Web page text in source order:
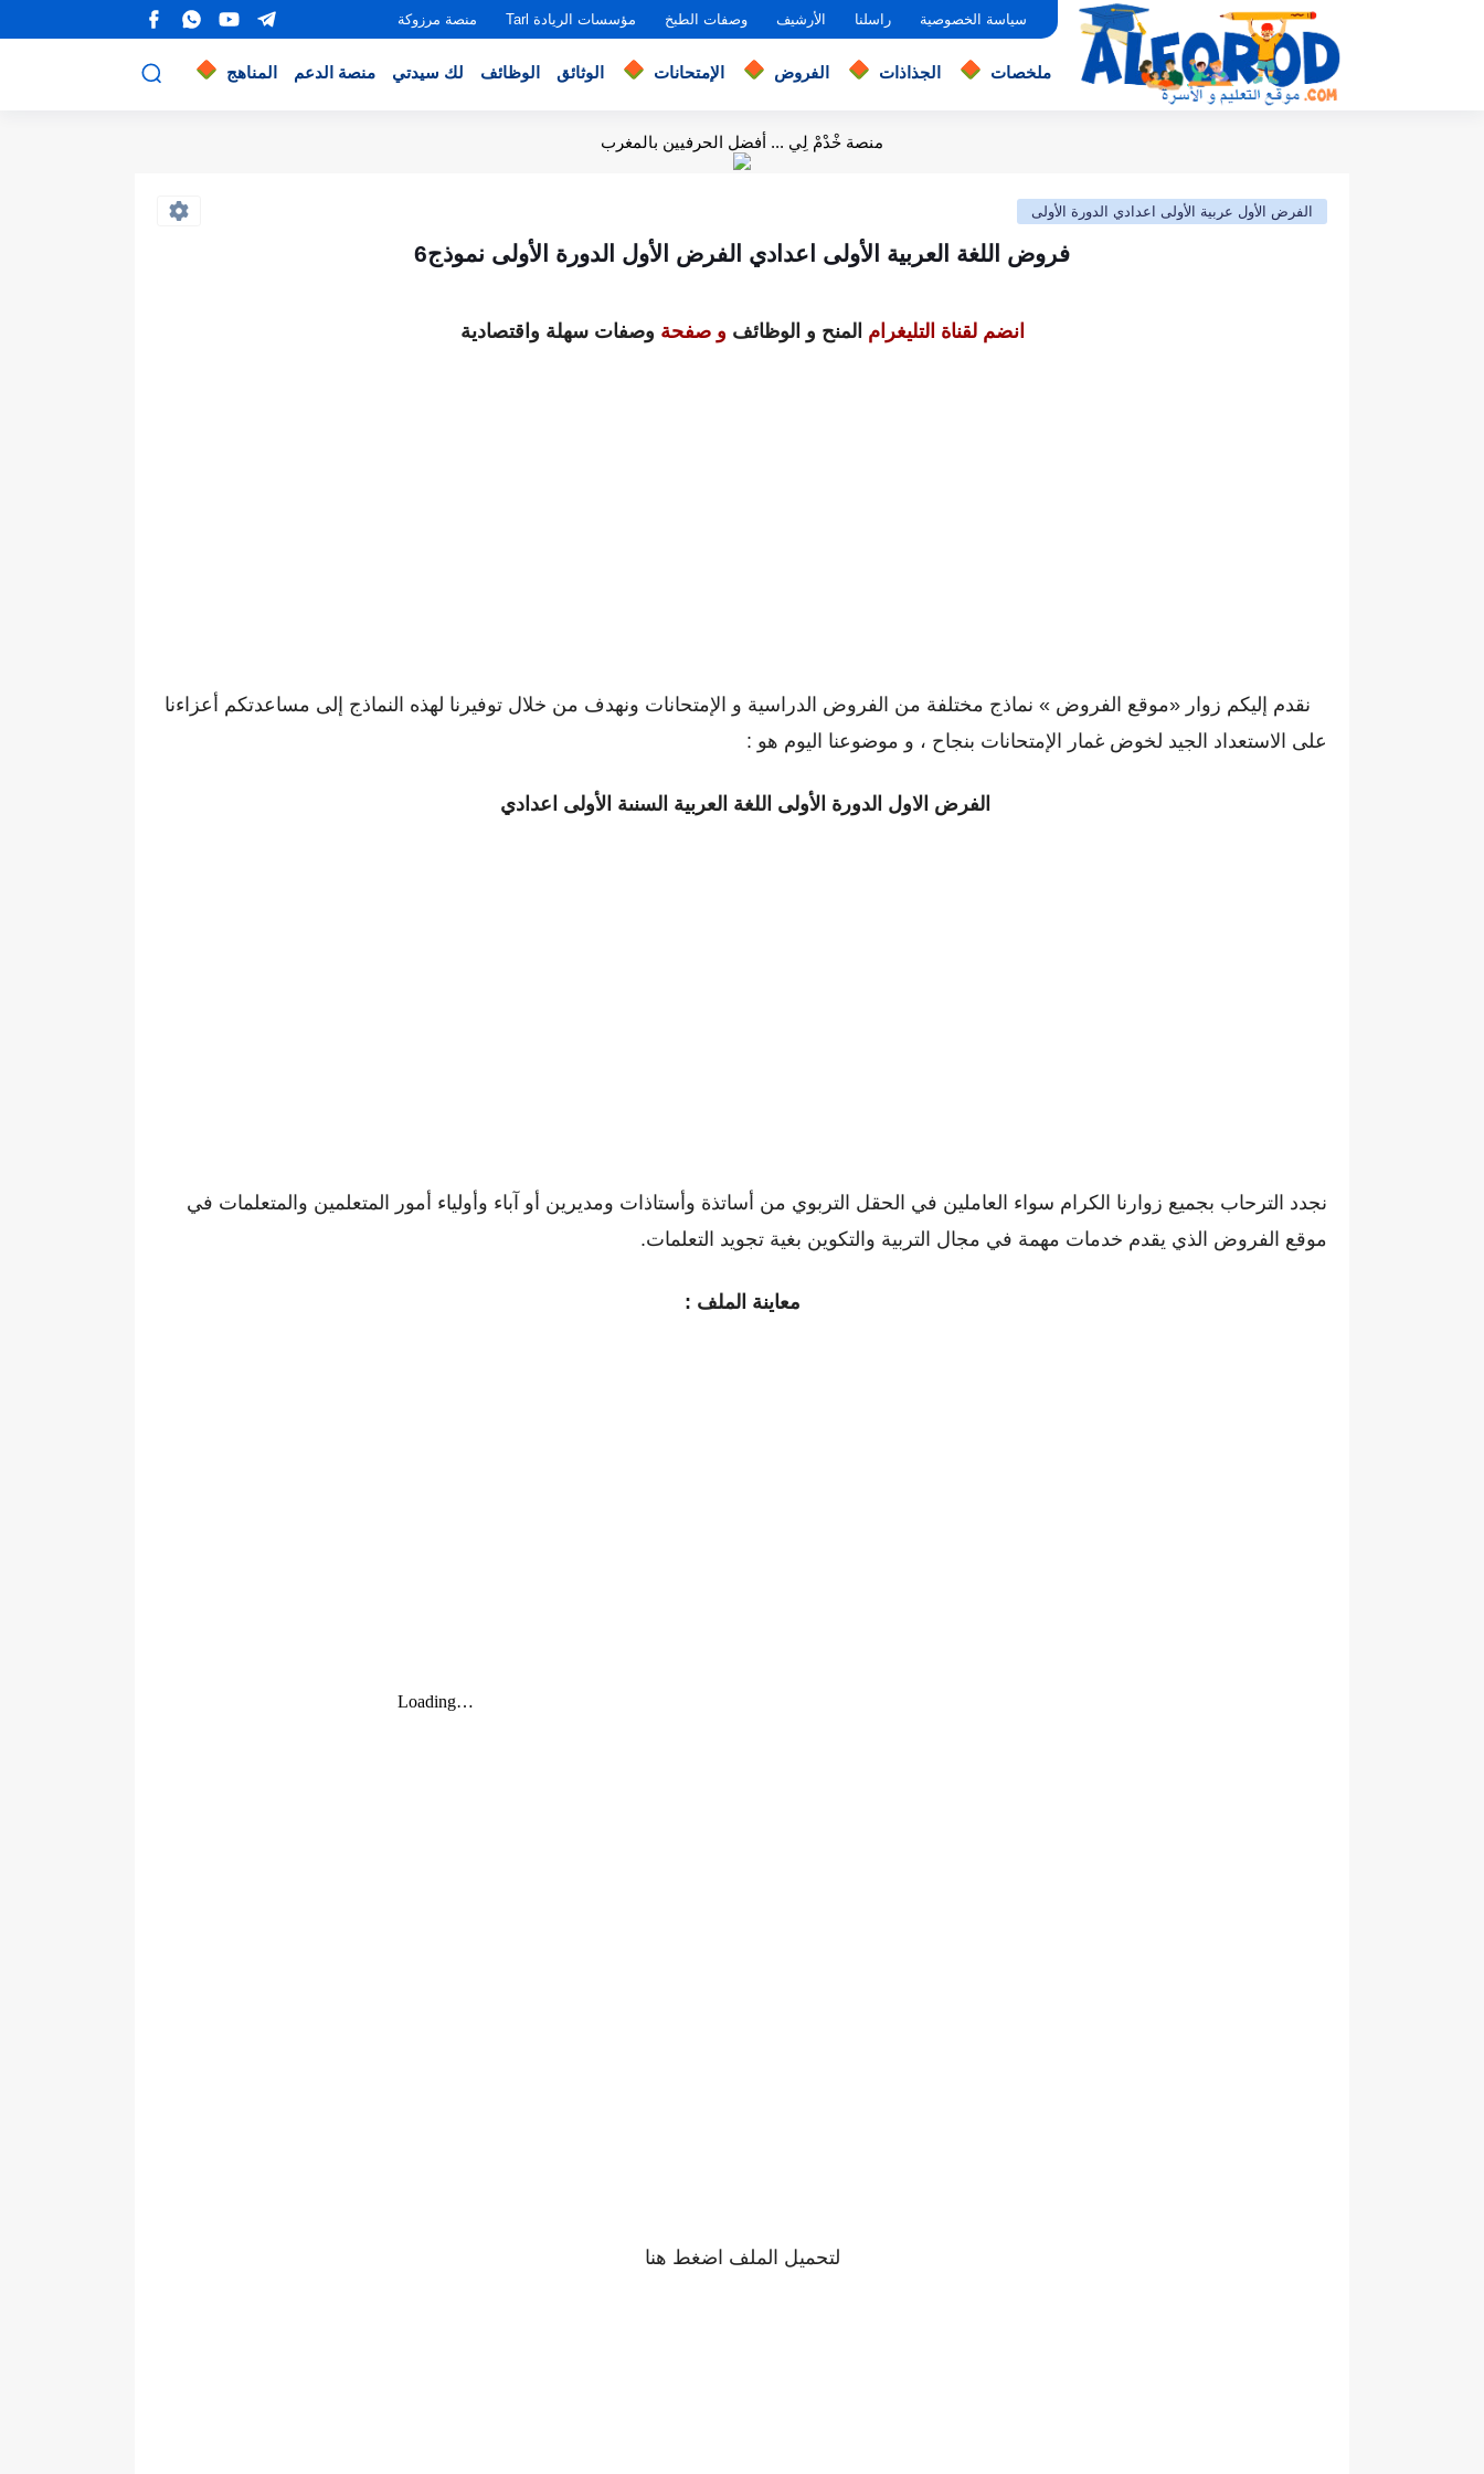
سياسة الخصوصية راسلنا الأرشيف وصفات الطبخ مؤسسات الريادة Tarl منصة مرزوكة
ملخصات الجذاذات الفروض الإمتحانات الوثائق الوظائف لك سيدتي منصة الدعم المناهج
منصة خْدْمْ لِي ... أفضل الحرفيين بالمغرب
الفرض الأول عربية الأولى اعدادي الدورة الأولى
فروض اللغة العربية الأولى اعدادي الفرض الأول الدورة الأولى نموذج6
انضم لقناة التليغرام المنح و الوظائف و صفحة وصفات سهلة واقتصادية
نقدم إليكم زوار «موقع الفروض » نماذج مختلفة من الفروض الدراسية و الإمتحانات ونهدف من خلال توفيرنا لهذه النماذج إلى مساعدتكم أعزاءنا
على الاستعداد الجيد لخوض غمار الإمتحانات بنجاح ، و موضوعنا اليوم هو :
الفرض الاول الدورة الأولى اللغة العربية السنىة الأولى اعدادي
نجدد الترحاب بجميع زوارنا الكرام سواء العاملين في الحقل التربوي من أساتذة وأستاذات ومديرين أو ﺁباء وأولياء أمور المتعلمين والمتعلمات في
موقع الفروض الذي يقدم خدمات مهمة في مجال التربية والتكوين بغية تجويد التعلمات.
معاينة الملف :
لتحميل الملف اضغط هنا